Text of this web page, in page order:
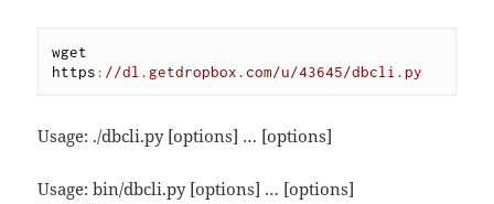
wget
https: //dl.getdropbox.com/u/43645/dbcli.py
Usage: ./dbcli.py [options] … [options]
Usage: bin/dbcli.py [options] … [options]